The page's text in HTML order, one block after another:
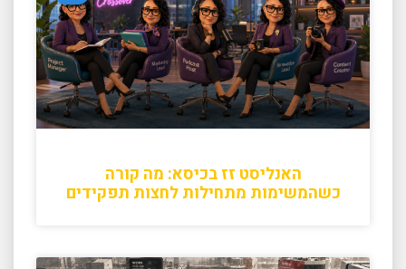
האנליסט זז בכיסא: מה קורה
כשהמשימות מתחילות לחצות תפקידים